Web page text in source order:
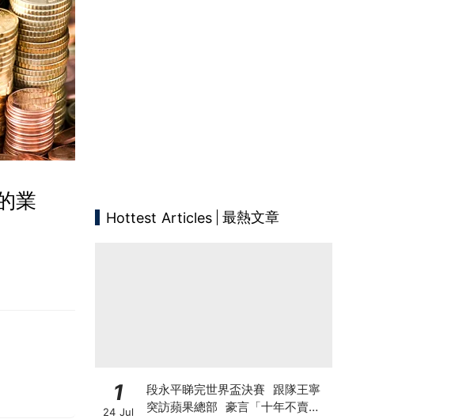
業
Hottest Articles 最熱文章
1
24 Jul
段永平睇完世界盃決賽 跟隊王寧
突訪蘋果總部 豪言「十年不賣泡